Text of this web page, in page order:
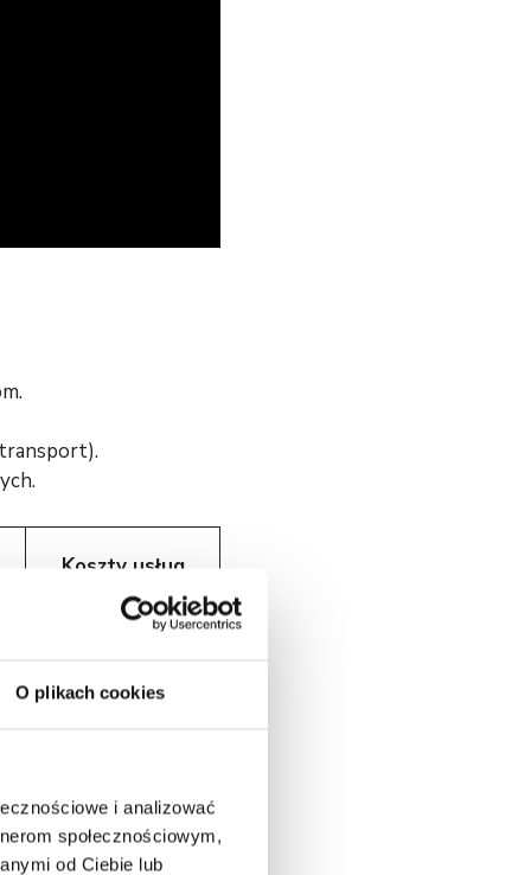
O plikach cookies
i analizować
społecznościowym,
od Ciebie lub
Koszty usług
umiarkowane
(2–3% m-cznie)
niskie (ale mniej
dostępne)